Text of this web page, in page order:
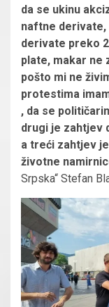
da se ukinu
naftne derivate,
derivate preko
plate, makar ne
pošto mi ne
protestima
, da se
drugi je zahtjev
a treći zahtjev
životne
Srpska“ Stefan